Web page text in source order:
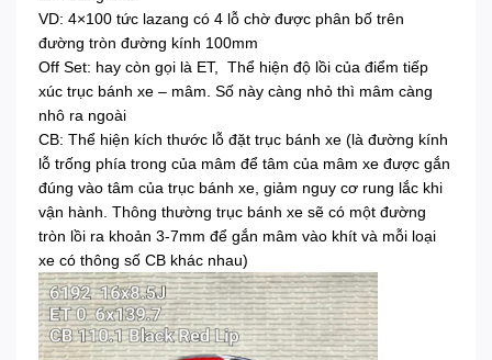
VD: 4×100 tức lazang có 4 lỗ chờ được phân bố trên
đường tròn đường kính 100mm
Off Set: hay còn gọi là ET, Thể hiện độ lồi của điểm tiếp
xúc trục bánh xe – mâm. Số này càng nhỏ thì mâm càng
nhô ra ngoài
CB: Thể hiện kích thước lỗ đặt trục bánh xe (là đường kính
lỗ trống phía trong của mâm để tâm của mâm xe được gắn
đúng vào tâm của trục bánh xe, giảm nguy cơ rung lắc khi
vận hành. Thông thường trục bánh xe sẽ có một đường
tròn lồi ra khoản 3-7mm để gắn mâm vào khít và mỗi loại
xe có thông số CB khác nhau)